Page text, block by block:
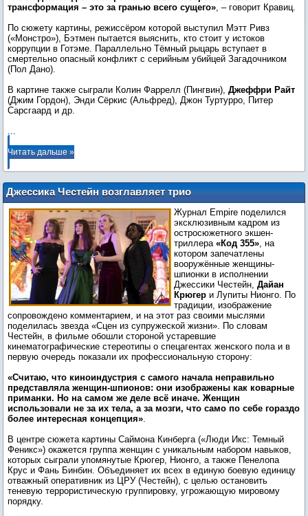
трансформация – это за гранью всего сущего», – говорит Кравиц.
По сюжету картины, режиссёром которой выступил Мэтт Ривз
(«Монстро»), Бэтмен пытается выяснить, кто стоит у истоков
коррупции в Готэме. Параллельно Тёмный рыцарь вступает в
смертельно опасный конфликт с серийным убийцей Загадочником
(Пол Дано).
В картине также сыграли Колин Фаррелл (Пингвин), Джеффри Райт
(Джим Гордон), Энди Сёркис (Альфред), Джон Туртурро, Питер
...
Читать дальше »
Джессика Честейн возглавляет трио
женщин-супершпионов на новом кадре
из боевика «Код 355»
Журнал Empire поделился
эксклюзивным кадром из
остросюжетного экшен-
триллера «Код 355», на
котором запечатлены
вооружённые женщины-
шпионки в исполнении
Джессики Честейн, Дайан
Крюгер и Лупиты Нионго. По
традиции, изображение
сопровождено комментарием, и на этот раз своими мыслями
поделилась звезда «Сцен из супружеской жизни». По словам
Честейн, в фильме обошли стороной устаревшие
кинематографические стереотипы о спецагентах женского пола и в
первую очередь показали их профессиональную сторону:
«Считаю, что киноиндустрия с самого начала неправильно
представляла женщин-шпионов: они изображены как коварные
приманки. Но на самом же деле всё иначе. Женщин
использовали не за их тела, а за мозги, что само по себе гораздо
более интересная концепция».
В центре сюжета картины Саймона Кинберга («Люди Икс: Темный
Феникс») окажется группа женщин с уникальным набором навыков,
которых сыграли упомянутые Крюгер, Нионго, а также Пенелопа
Крус и Фань Бинбин. Объединяет их всех в единую боевую единицу
отважный оперативник из ЦРУ (Честейн), с целью остановить
теневую террористическую группировку, угрожающую мировому